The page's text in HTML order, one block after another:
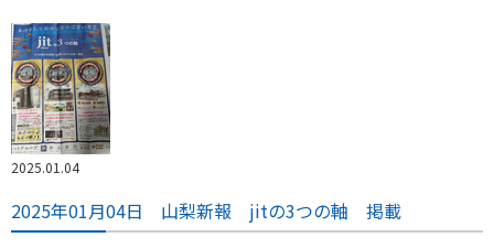
2025.01.04
2025年01月04日 山梨新報 jitの3つの軸 掲載